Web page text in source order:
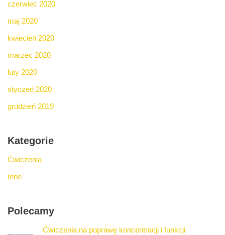
czerwiec 2020
maj 2020
kwiecień 2020
marzec 2020
luty 2020
styczeń 2020
grudzień 2019
Kategorie
Ćwiczenia
Inne
Polecamy
Ćwiczenia na poprawę koncentracji i funkcji